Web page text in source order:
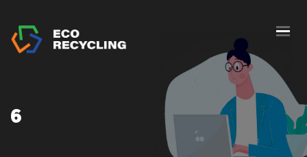
О НАС
АВТОРИЗАЦИИ
БЛОГ
6